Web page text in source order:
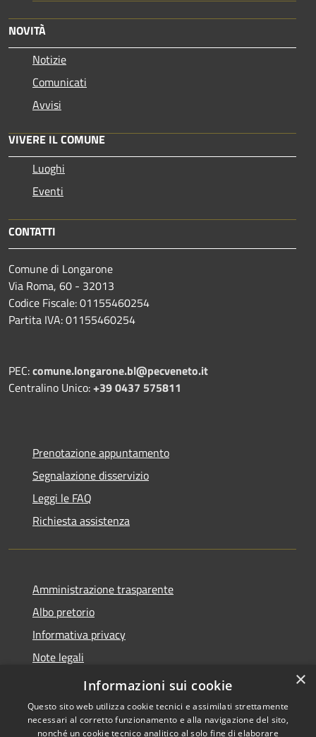
NOVITÀ
Notizie
Comunicati
Avvisi
VIVERE IL COMUNE
Luoghi
Eventi
CONTATTI
Comune di Longarone
Via Roma, 60 - 32013
Codice Fiscale: 01155460254
Partita IVA: 01155460254
PEC:comune.longarone.bl@pecveneto.it
Centralino Unico:+39 0437 575811
Prenotazione appuntamento
Segnalazione disservizio
Leggi le FAQ
Richiesta assistenza
Amministrazione trasparente
Albo pretorio
Informativa privacy
Note legali
Dichiarazione di accessibilità
×
Informazioni sui cookie
Questo sito web utilizza cookie tecnici e assimilati strettamente
necessari al corretto funzionamento e alla navigazione del sito,
nonché un cookie tecnico analitico al solo fine di elaborare